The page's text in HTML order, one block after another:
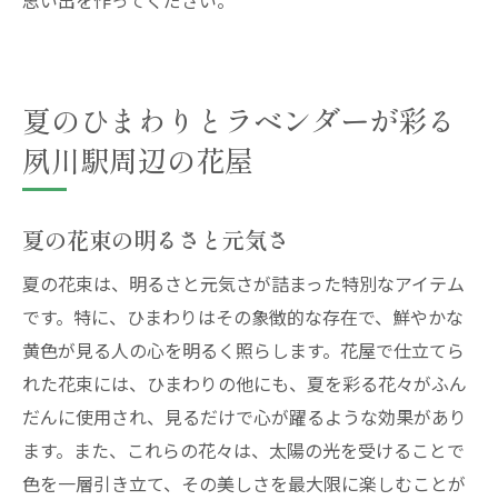
夏のひまわりとラベンダーが彩る
夙川駅周辺の花屋
夏の花束の明るさと元気さ
夏の花束は、明るさと元気さが詰まった特別なアイテム
です。特に、ひまわりはその象徴的な存在で、鮮やかな
黄色が見る人の心を明るく照らします。花屋で仕立てら
れた花束には、ひまわりの他にも、夏を彩る花々がふん
だんに使用され、見るだけで心が躍るような効果があり
ます。また、これらの花々は、太陽の光を受けることで
色を一層引き立て、その美しさを最大限に楽しむことが